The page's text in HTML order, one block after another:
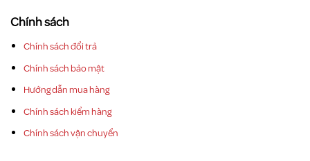
Chính sách
Chính sách đổi trả
Chính sách bảo mật
Hướng dẫn mua hàng
Chính sách kiểm hàng
Chính sách vận chuyển